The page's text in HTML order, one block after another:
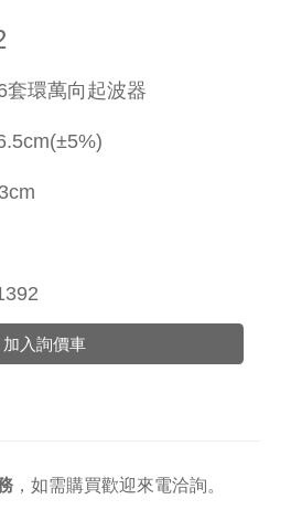
套環萬向起波器
加入詢價車
， 如需購買歡迎來電洽詢。